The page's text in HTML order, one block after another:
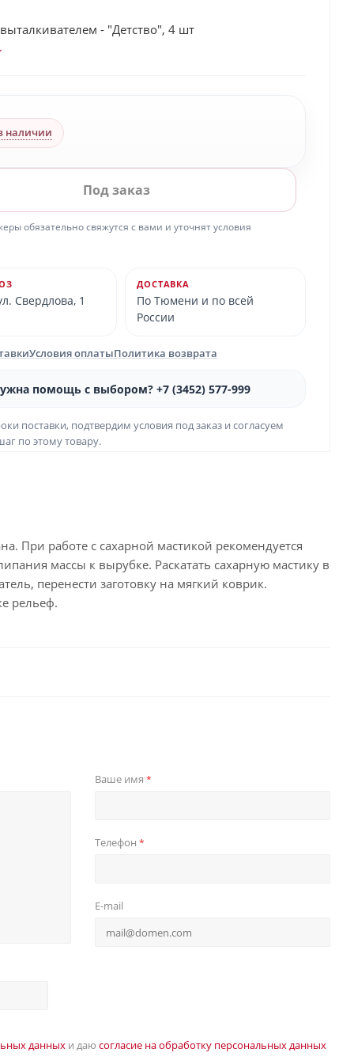
- "Детство", 4 шт
наличии
Под заказ
обязательно свяжутся с вами и уточнят условия
Свердлова, 1
ДОСТАВКА
По Тюмени и по всей
России
Условия оплатыПолитика возврата
помощь с выбором? +7 (3452) 577-999
поставки, подтвердим условия под заказ и согласуем
по этому товару.
При работе с сахарной мастикой рекомендуется
массы к вырубке. Раскатать сахарную мастику в
перенести заготовку на мягкий коврик.
рельеф.
Ваше имя *
Телефон *
E-mail
данныхи даю согласие на обработку персональных данных